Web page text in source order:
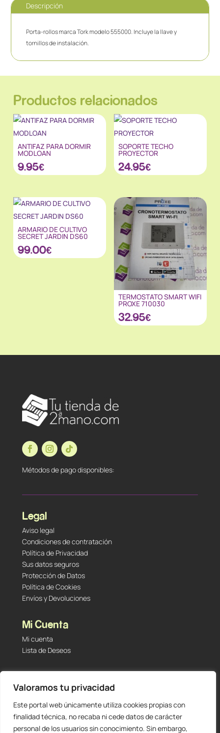
Valoramos tu privacidad
Este portal web únicamente utiliza cookies propias con
finalidad técnica, no recaba ni cede datos de carácter
personal de los usuarios sin conocimiento. Sin embargo,
Descripción
Porta-rollos marca Tork modelo 555000. Incluye la llave y
tornillos de instalación.
Productos relacionados
ANTIFAZ PARA DORMIR
MODLOAN
9.95€
SOPORTE TECHO
PROYECTOR
24.95€
ARMARIO DE CULTIVO
SECRET JARDIN DS60
99.00€
TERMOSTATO SMART WIFI
PROXE 710030
32.95€
Métodos de pago disponibles:
Legal
Aviso legal
Condiciones de contratación
Política de Privacidad
Sus datos seguros
Protección de Datos
Política de Cookies
Envíos y Devoluciones
Mi Cuenta
Mi cuenta
Lista de Deseos
Tu Tienda de Segunda Mano, Sambara #101 (Madrid,
28027 – España)
912 60 05 55 |+34 601 23 09 14
info@staging.tutiendadesegundamano.com